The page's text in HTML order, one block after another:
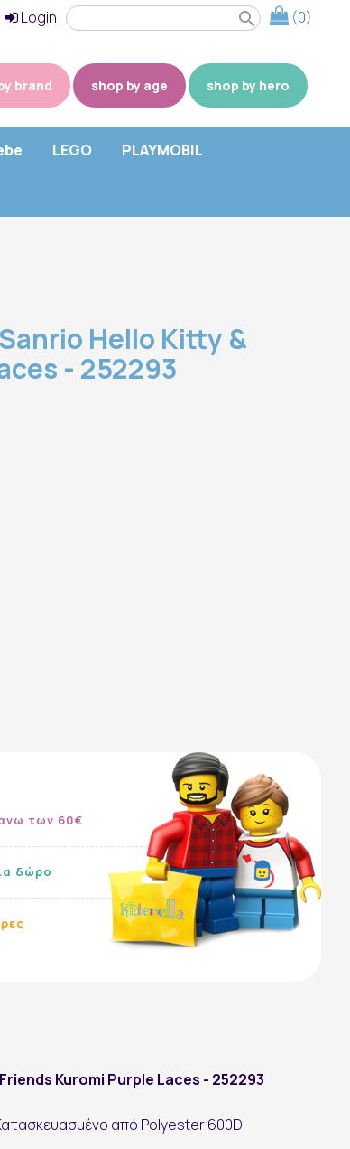
(0)
search
Login
brand shop by age shop by hero
LEGO PLAYMOBIL
Hello Kitty &
- 252293
των 60€
δώρο
Kuromi Purple Laces - 252293
από Polyester 600D